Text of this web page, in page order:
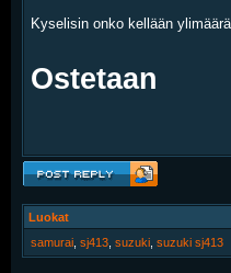
Kyselisin onko kellään
Ostetaan
Luokat
samurai sj413 suzuki suzuki sj413